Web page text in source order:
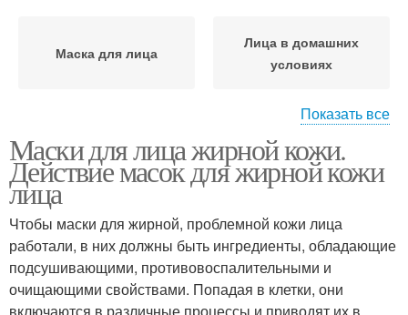
Маска для лица
Лица в домашних
условиях
Мед для лица
Маска для жирного
лица
Ежедневный уход
Показать все
Маски для лица жирной кожи.
Действие масок для жирной кожи
лица
Чтобы маски для жирной, проблемной кожи лица
работали, в них должны быть ингредиенты, обладающие
подсушивающими, противовоспалительными и
очищающими свойствами. Попадая в клетки, они